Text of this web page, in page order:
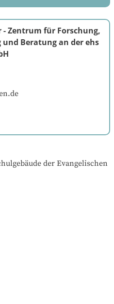
-Zentrum für Forschung,
Beratung an der ehs